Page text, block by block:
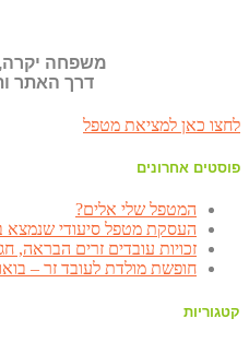
משפחה
דרך האתר
לחצו כאן למציאת מטפל
פוסטים אחרונים
המטפל שלי אלים?
העסקת מטפל סיעודי שנמצא
זכויות עובדים זרים הבראה,
חופשת מולדת לעובד זר –
קטגוריות